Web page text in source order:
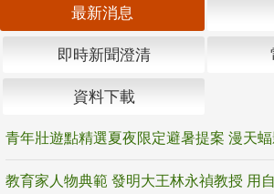
最新消息
即時新聞澄清
資料下載